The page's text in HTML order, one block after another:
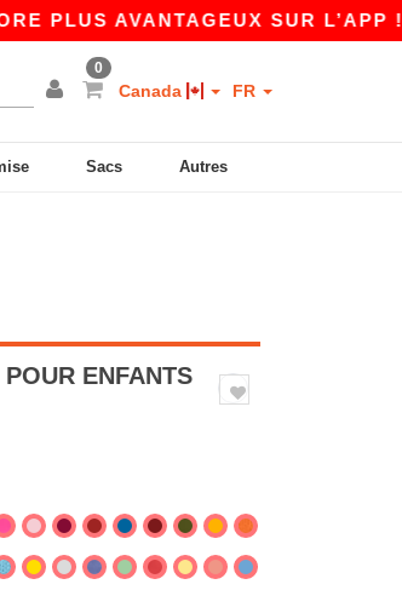
AVANTAGEUX SUR L’APP !|
0
Canada FR
Sacs Autres
ENFANTS